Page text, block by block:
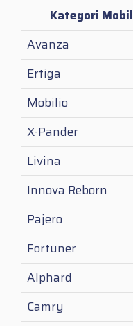
Kategori Mobil
Avanza
Ertiga
Mobilio
X-Pander
Livina
Innova Reborn
Pajero
Fortuner
Alphard
Camry